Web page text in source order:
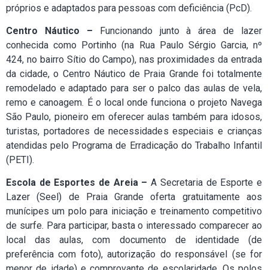
próprios e adaptados para pessoas com deficiência (PcD).
Centro Náutico – Funcionando junto à área de lazer
conhecida como Portinho (na Rua Paulo Sérgio Garcia, nº
424, no bairro Sítio do Campo), nas proximidades da entrada
da cidade, o Centro Náutico de Praia Grande foi totalmente
remodelado e adaptado para ser o palco das aulas de vela,
remo e canoagem. É o local onde funciona o projeto Navega
São Paulo, pioneiro em oferecer aulas também para idosos,
turistas, portadores de necessidades especiais e crianças
atendidas pelo Programa de Erradicação do Trabalho Infantil
(PETI).
Escola de Esportes de Areia –A Secretaria de Esporte e
Lazer (Seel) de Praia Grande oferta gratuitamente aos
munícipes um polo para iniciação e treinamento competitivo
de surfe. Para participar, basta o interessado comparecer ao
local das aulas, com documento de identidade (de
preferência com foto), autorização do responsável (se for